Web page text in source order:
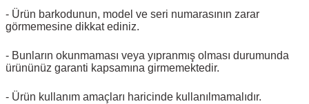
- Ürün barkodunun, model ve seri numarasının zarar
görmemesine dikkat ediniz.
- Bunların okunmaması veya yıpranmış olması durumunda
ürününüz garanti kapsamına girmemektedir.
- Ürün kullanım amaçları haricinde kullanılmamalıdır.